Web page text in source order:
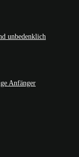
unbedenklich
Anfänger